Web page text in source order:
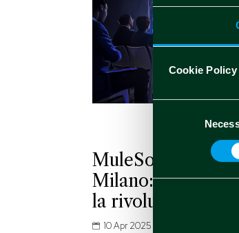
Cookie Policy
Consent
MuleSoft
Milano:
la rivoluzione
10 Apr 2025